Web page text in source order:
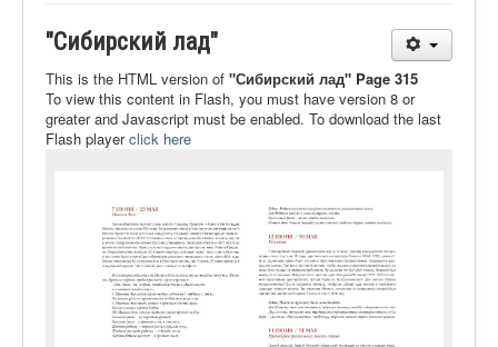
О фонде
Онлайн библиотека
Видеоматериалы
Сайт проекта Достоевский
Ермаковополе.рф
"Сибирский лад"
This is the HTML version of "Сибирский лад" Page 315
To view this content in Flash, you must have version 8 or
greater and Javascript must be enabled. To download the last
Flash playerclick here